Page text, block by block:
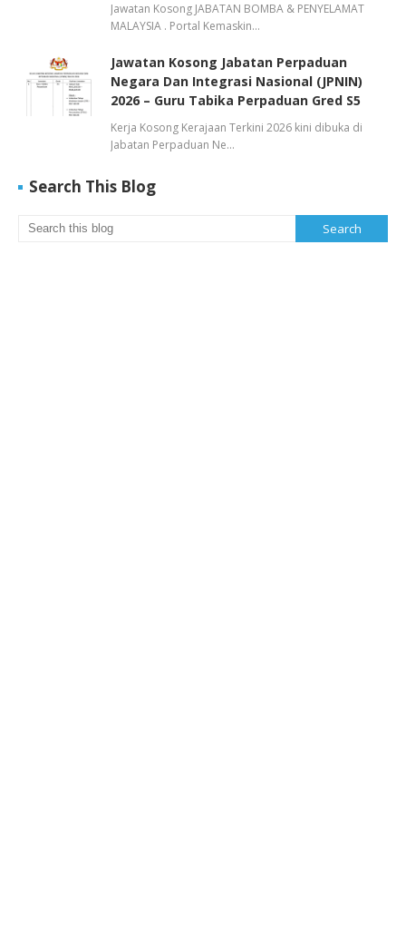
Jawatan Kosong JABATAN BOMBA & PENYELAMAT
MALAYSIA . Portal Kemaskin…
Jawatan Kosong Jabatan Perpaduan
Negara Dan Integrasi Nasional (JPNIN)
2026 – Guru Tabika Perpaduan Gred S5
Kerja Kosong Kerajaan Terkini 2026 kini dibuka di
Jabatan Perpaduan Ne…
Search This Blog